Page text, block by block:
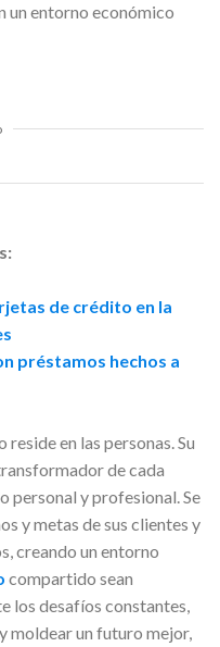
un entorno económico
de crédito en la
préstamos hechos a
en las personas. Su
de cada
personal y profesional. Se
y metas de sus clientes y
creando un entorno
compartido sean
los desafíos constantes,
moldear un futuro mejor,